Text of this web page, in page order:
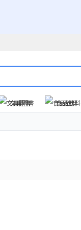
文具圖書
食品飲料